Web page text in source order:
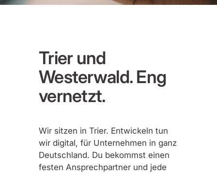
Trier und
Westerwald. Eng
vernetzt.
Wir sitzen in Trier. Entwickeln tun
wir digital, für Unternehmen in ganz
Deutschland. Du bekommst einen
festen Ansprechpartner und jede